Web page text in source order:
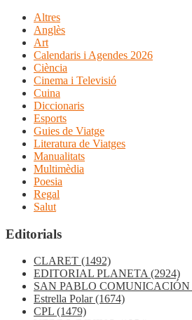
Altres
Anglès
Art
Calendaris i Agendes 2026
Ciència
Cinema i Televisió
Cuina
Diccionaris
Esports
Guies de Viatge
Literatura de Viatges
Manualitats
Multimèdia
Poesia
Regal
Salut
Editorials
CLARET (1492)
EDITORIAL PLANETA(2924)
SAN PABLO COMUNICACIÓN
Estrella Polar(1674)
CPL (1479)